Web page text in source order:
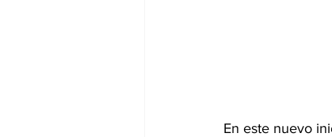
En este nuevo